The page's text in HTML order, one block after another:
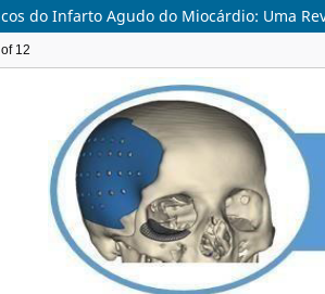
do Infarto Agudo do Miocárdio: Uma